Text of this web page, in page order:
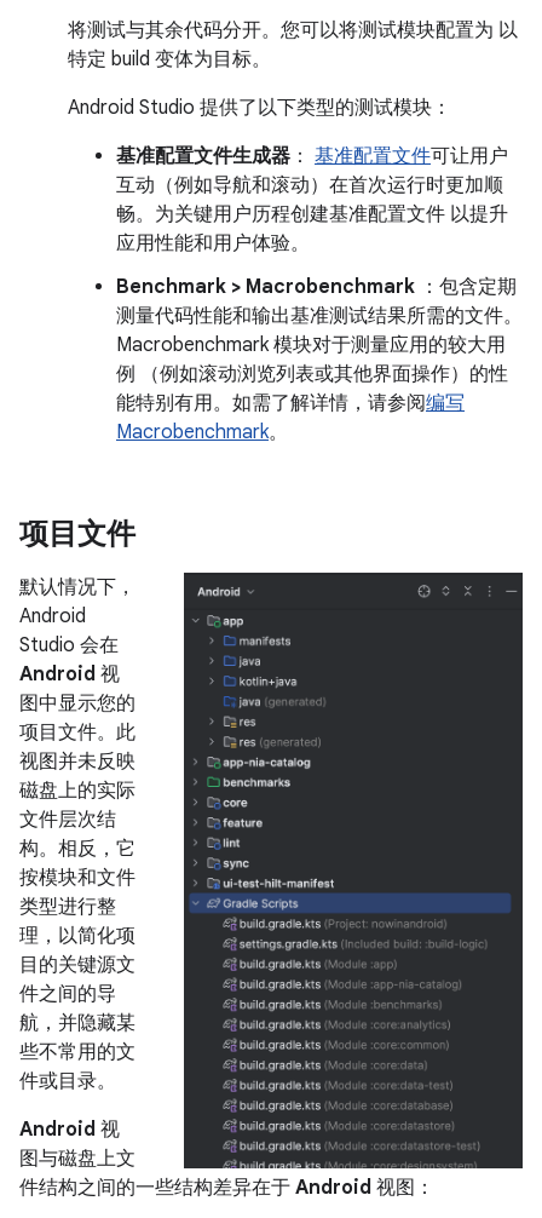
将测试与其余代码分开。您可以将测试模块配置为 以
特定 build 变体为目标。
Android Studio 提供了以下类型的测试模块：
基准配置文件生成器 ： 基准配置文件可让用户
互动（例如导航和滚动）在首次运行时更加顺
畅。为关键用户历程创建基准配置文件 以提升
应用性能和用户体验。
Benchmark > Macrobenchmark ：包含定期
测量代码性能和输出基准测试结果所需的文件。
Macrobenchmark 模块对于测量应用的较大用
例 （例如滚动浏览列表或其他界面操作）的性
能特别有用。如需了解详情，请参阅编写
Macrobenchmark。
项目文件
默认情况下，
Android
Studio 会在
Android 视
图中显示您的
项目文件。此
视图并未反映
磁盘上的实际
文件层次结
构。相反，它
按模块和文件
类型进行整
理，以简化项
目的关键源文
件之间的导
航，并隐藏某
些不常用的文
件或目录。
Android 视
图与磁盘上文
件结构之间的一些结构差异在于 Android 视图：